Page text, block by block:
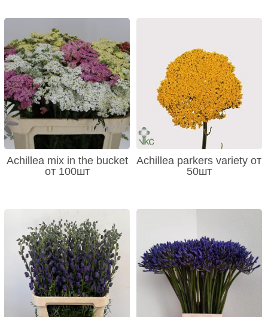
Achillea mix in the bucket
от 100шт
Achillea parkers variety от
50шт